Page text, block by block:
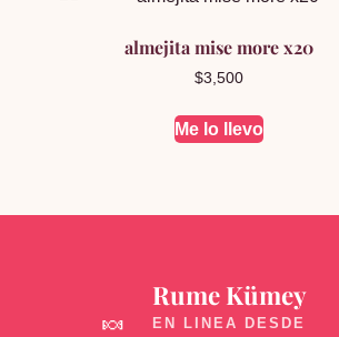
almejita mise more x20
$3,500
Me lo llevo
🍬
Rume Kümey